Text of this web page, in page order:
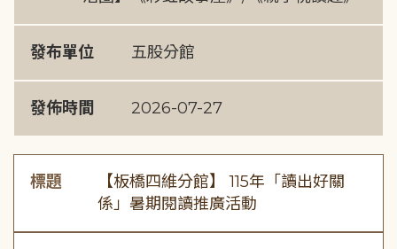
發布單位 五股分館
發佈時間 2026-07-27
標題
【板橋四維分館】 115年「讀出好關
係」暑期閱讀推廣活動